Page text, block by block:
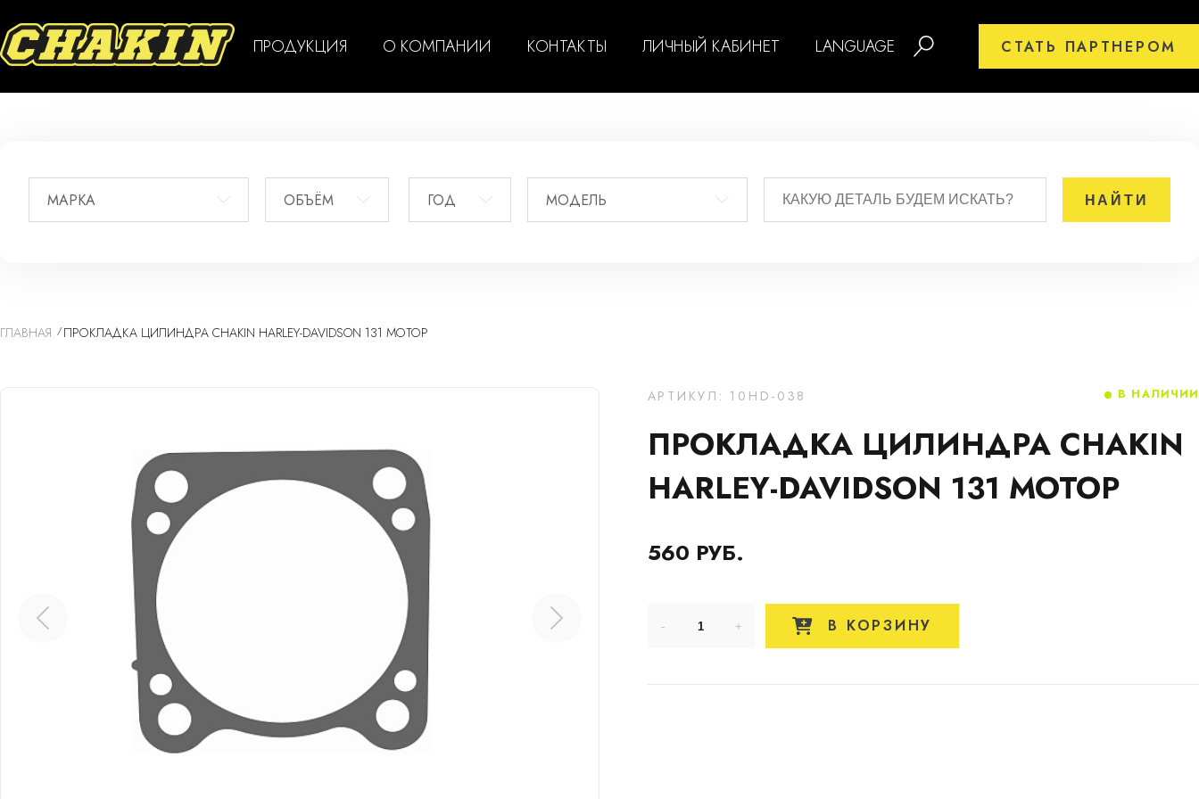
ПРОДУКЦИЯ О КОМПАНИИ КОНТАКТЫ ЛИЧНЫЙ КАБИНЕТ LANGUAGE СТАТЬ ПАРТНЕРОМ
МАРКА ОБЪЁМ ГОД МОДЕЛЬ
ГЛАВНАЯ ПРОКЛАДКА ЦИЛИНДРА CHAKIN HARLEY-DAVIDSON 131 МОТОР
АРТИКУЛ: 10HD-038
ПРОКЛАДКА ЦИЛИНДРА CHAKIN
HARLEY-DAVIDSON 131 МОТОР
560 РУБ.
В НАЛИЧИИ
В КОРЗИНУ